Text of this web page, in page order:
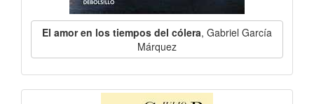
El amor en los tiempos del cólera, Gabriel García
Márquez